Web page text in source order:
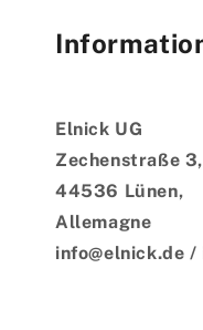
Elnick UG
Zechenstraße 3,
44536 Lünen,
Allemagne
info@elnick.de